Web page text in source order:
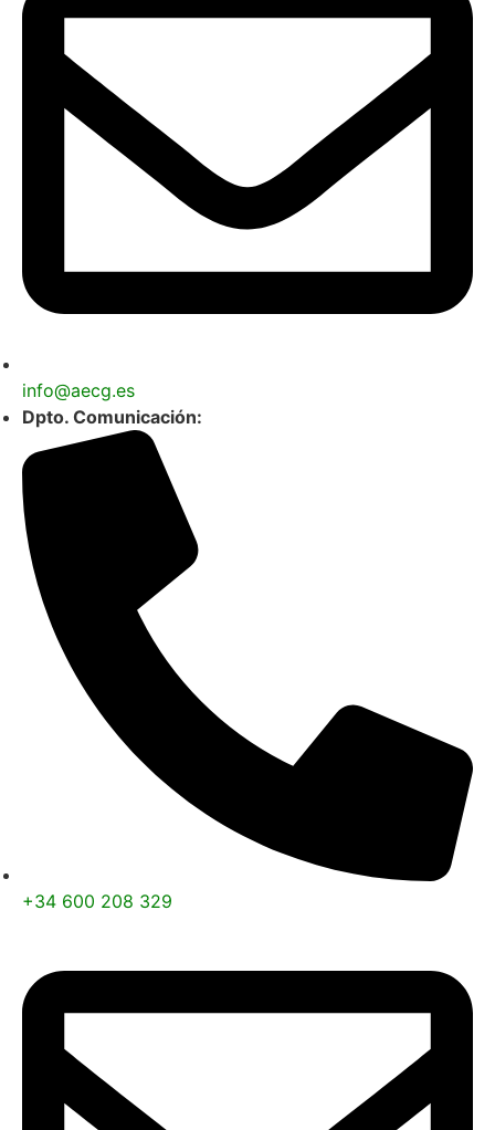
info@aecg.es
Dpto. Comunicación:
+34 600 208 329